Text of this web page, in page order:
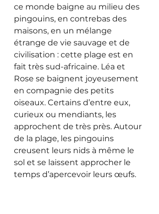
ce monde baigne au milieu des
pingouins, en contrebas des
maisons, en un mélange
étrange de vie sauvage et de
civilisation : cette plage est en
fait très sud-africaine. Léa et
Rose se baignent joyeusement
en compagnie des petits
oiseaux. Certains d’entre eux,
curieux ou mendiants, les
approchent de très près. Autour
de la plage, les pingouins
creusent leurs nids à même le
sol et se laissent approcher le
temps d’apercevoir leurs œufs.